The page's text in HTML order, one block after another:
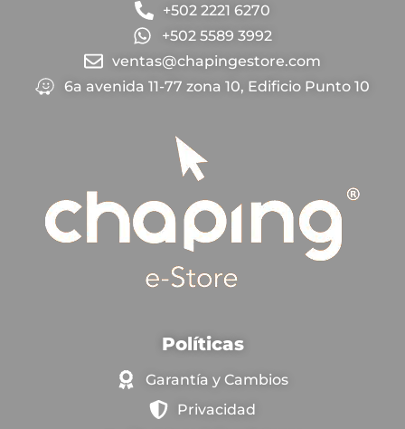
+502 2221 6270
+502 5589 3992
ventas@chapingestore.com
6a avenida 11-77 zona 10, Edificio Punto 10
Políticas
Garantía y Cambios
Privacidad